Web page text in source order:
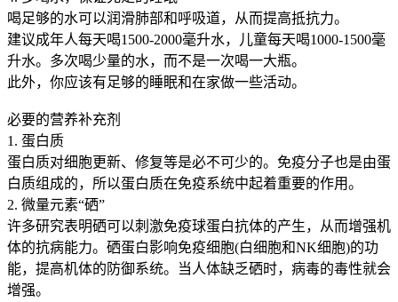
喝足够的水可以润滑肺部和呼吸道，从而提高抵抗力。
建议成年人每天喝1500-2000毫升水，儿童每天喝1000-1500毫
升水。多次喝少量的水，而不是一次喝一大瓶。
此外，你应该有足够的睡眠和在家做一些活动。
必要的营养补充剂
1. 蛋白质
蛋白质对细胞更新、修复等是必不可少的。免疫分子也是由蛋
白质组成的，所以蛋白质在免疫系统中起着重要的作用。
2. 微量元素“硒”
许多研究表明硒可以刺激免疫球蛋白抗体的产生，从而增强机
体的抗病能力。硒蛋白影响免疫细胞(白细胞和NK细胞)的功
能，提高机体的防御系统。当人体缺乏硒时，病毒的毒性就会
增强。